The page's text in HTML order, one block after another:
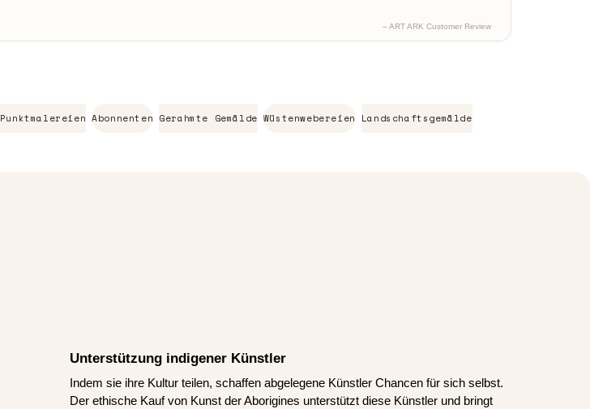
– ART ARK Customer Review
Punktmalereien Abonnenten Gerahmte Gemälde Wüstenwebereien Landschaftsgemälde
Unterstützung indigener Künstler
Indem sie ihre Kultur teilen, schaffen abgelegene Künstler Chancen für sich selbst.
Der ethische Kauf von Kunst der Aborigines unterstützt diese Künstler und bringt